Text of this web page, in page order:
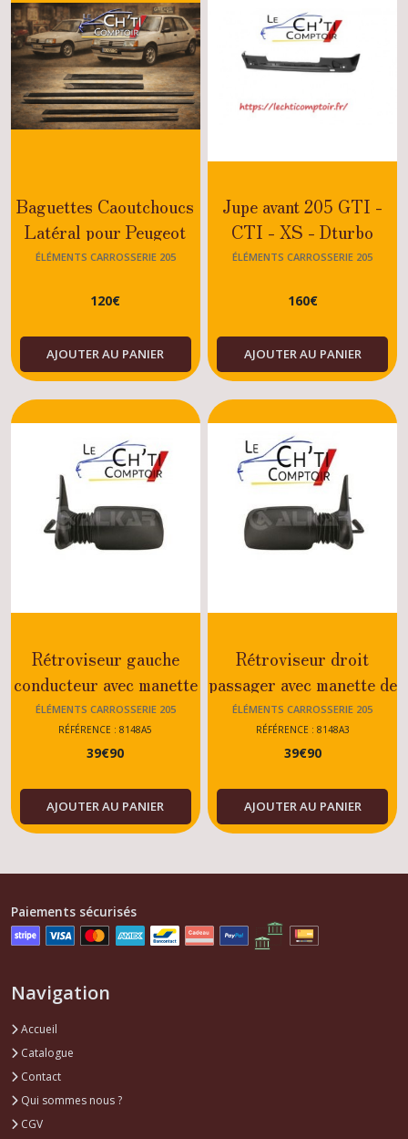
Baguettes Caoutchoucs
Latéral pour Peugeot
205 (Kit Complet)
ÉLÉMENTS CARROSSERIE 205
120€
AJOUTER AU PANIER
Jupe avant 205 GTI -
CTI - XS - Dturbo
ÉLÉMENTS CARROSSERIE 205
160€
AJOUTER AU PANIER
Rétroviseur gauche
conducteur avec manette
de réglage 205 Ph2
ÉLÉMENTS CARROSSERIE 205
RÉFÉRENCE : 8148A5
39€90
AJOUTER AU PANIER
Rétroviseur droit
passager avec manette de
réglage 205 GTI/Diesel
ÉLÉMENTS CARROSSERIE 205
RÉFÉRENCE : 8148A3
39€90
AJOUTER AU PANIER
Paiements sécurisés
Navigation
Accueil
Catalogue
Contact
Qui sommes nous ?
CGV